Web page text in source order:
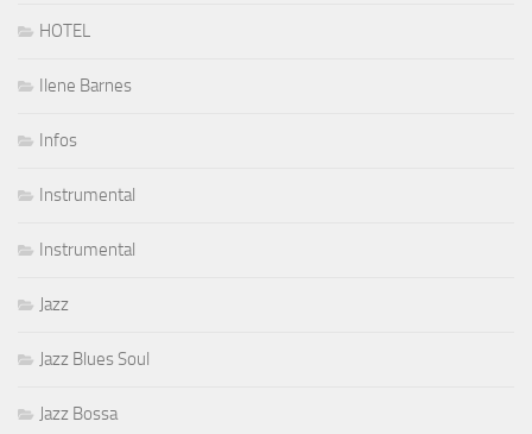
HOTEL
Ilene Barnes
Infos
Instrumental
Instrumental
Jazz
Jazz Blues Soul
Jazz Bossa